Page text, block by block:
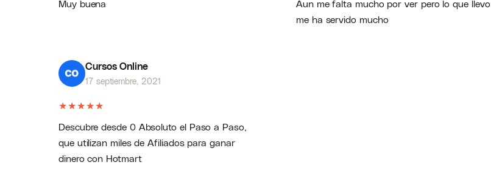
Muy buena
Aun me falta mucho por ver pero lo que llevo
me ha servido mucho
Cursos Online
17 septiembre, 2021
★★★★★
Descubre desde 0 Absoluto el Paso a Paso,
que utilizan miles de Afiliados para ganar
dinero con Hotmart